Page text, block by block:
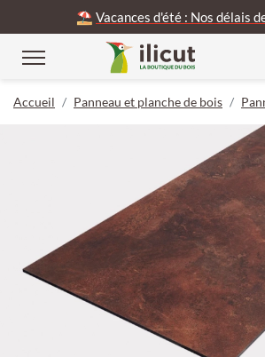
⛱️ Vacances d'été : Nos délais
Accueil Panneau et planche de bois